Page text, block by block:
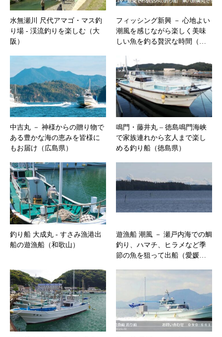
水無瀬川 尺代アマゴ・マス釣
り場 ‐ 渓流釣りを楽しむ（大
阪）
フィッシング新興 － 心地よい
潮風を感じながら楽しく美味
しい魚を釣る贅沢な時間（…
中吉丸 － 神様からの贈り物で
ある豊かな海の恵みを皆様に
もお届け（広島県）
鳴門・藤井丸 – 徳島鳴門海峡
で家族連れから玄人まで楽し
める釣り船（徳島県）
釣り船 大成丸 ‐ すさみ漁港出
船の遊漁船（和歌山）
遊漁船 潮風 － 瀬戸内海での鯛
釣り、ハマチ、ヒラメなど季
節の魚を狙って出船（愛媛…